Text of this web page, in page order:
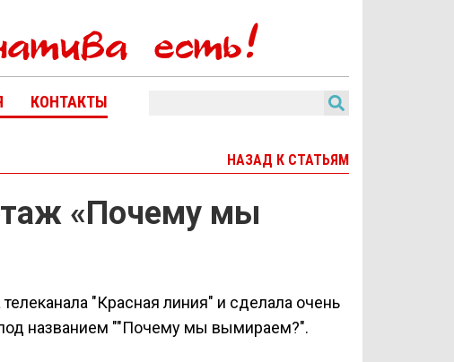
КОНТАКТЫ
НАЗАД К СТАТЬЯМ
«Почему мы
"Красная линия" и сделала очень
названием ""Почему мы вымираем?".